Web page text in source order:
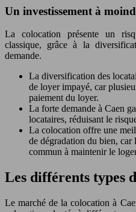
Un investissement à
La colocation présente un
classique, grâce à la
demande.
La diversification des
de loyer impayé, car
paiement du loyer.
La forte demande à Caen
locataires, réduisant le
La colocation offre une
de dégradation du bien, car
commun à maintenir le
Les différents types
Le marché de la colocation à